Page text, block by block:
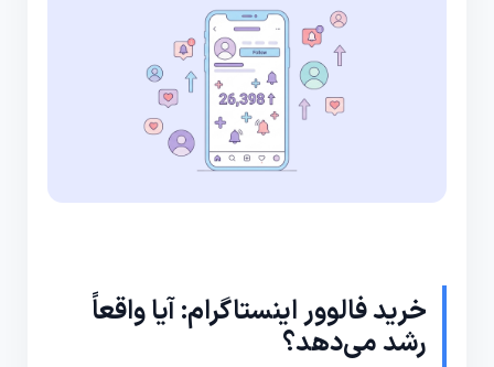
خرید فالوور اینستاگرام: آیا واقعاً
رشد می‌دهد؟